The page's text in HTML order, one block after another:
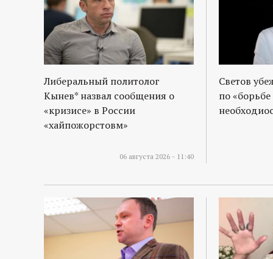
л
Либеральный политолог
Кынев* назвал сообщения о
«кризисе» в России
«хайпожорстовм»
06 августа 2026 - 11:40
Светов
по